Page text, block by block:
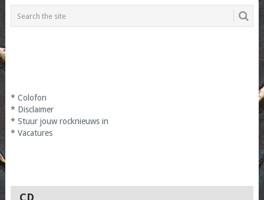
* Colofon
* Disclaimer
* Stuur jouw rocknieuws in
* Vacatures